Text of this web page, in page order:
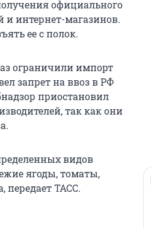
официального
интернет-магазинов.
ее с полок.
ограничили импорт
запрет на ввоз в РФ
приостановил
так как они
видов
ягоды, томаты,
передает ТАСС.